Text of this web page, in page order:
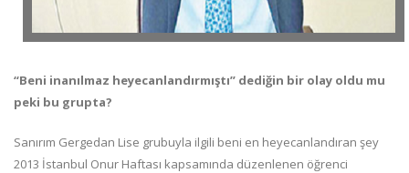
“Beni inanılmaz heyecanlandırmıştı” dediğin bir olay oldu mu
peki bu grupta?
Sanırım Gergedan Lise grubuyla ilgili beni en heyecanlandıran şey
2013 İstanbul Onur Haftası kapsamında düzenlenen öğrenci